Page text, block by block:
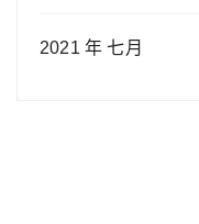
2021 年 七月